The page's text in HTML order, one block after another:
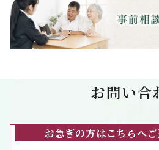
お問い合
お急ぎの方はこちらへご